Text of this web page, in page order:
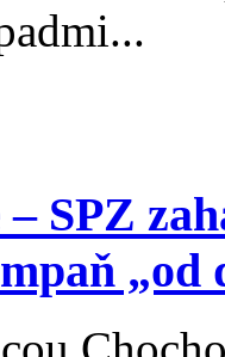
SPZ
„od